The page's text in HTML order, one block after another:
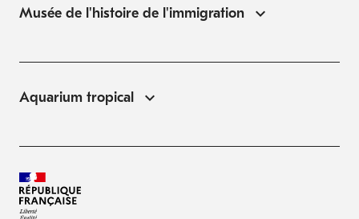
Musée de l'histoire de l'immigration
Aquarium tropical